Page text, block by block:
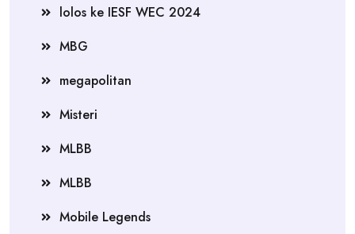
lolos ke IESF WEC 2024
MBG
megapolitan
Misteri
MLBB
MLBB
Mobile Legends